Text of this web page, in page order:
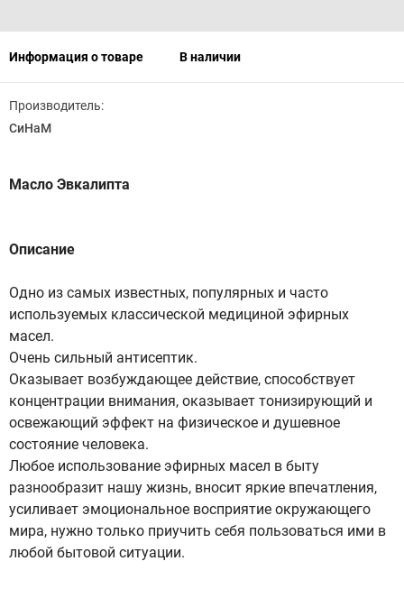
Информация о товаре В наличии
Производитель:
СиНаМ
Масло Эвкалипта
Описание
Одно из самых известных, популярных и часто
используемых классической медициной эфирных
масел.
Очень сильный антисептик.
Оказывает возбуждающее действие, способствует
концентрации внимания, оказывает тонизирующий и
освежающий эффект на физическое и душевное
состояние человека.
Любое использование эфирных масел в быту
разнообразит нашу жизнь, вносит яркие впечатления,
усиливает эмоциональное восприятие окружающего
мира, нужно только приучить себя пользоваться ими в
любой бытовой ситуации.